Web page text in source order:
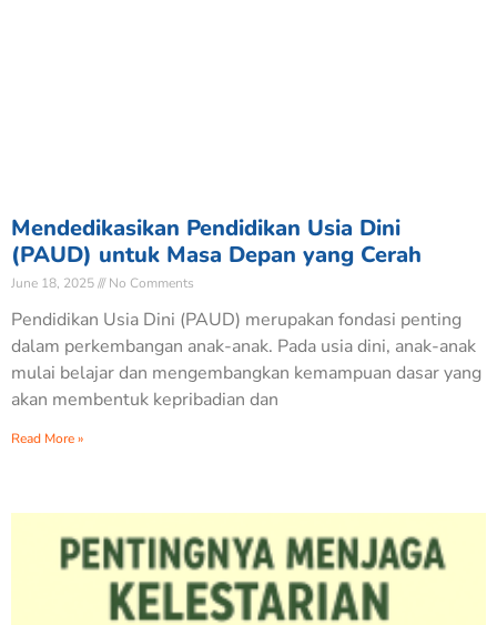
Mendedikasikan Pendidikan Usia Dini
(PAUD) untuk Masa Depan yang Cerah
June 18, 2025 No Comments
Pendidikan Usia Dini (PAUD) merupakan fondasi penting
dalam perkembangan anak-anak. Pada usia dini, anak-anak
mulai belajar dan mengembangkan kemampuan dasar yang
akan membentuk kepribadian dan
Read More »